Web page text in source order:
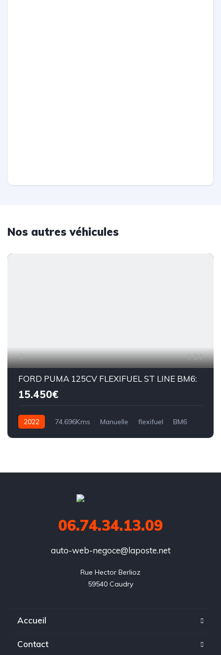
Nos autres véhicules
24
FORD PUMA 125CV FLEXIFUEL ST LINE BM6:
15.450€
2022 74.696Kms Manuelle flexifuel BM6
06.74.34.13.09
auto-web-negoce@laposte.net
Rue Hector Berlioz
59540 Caudry
Accueil
Contact